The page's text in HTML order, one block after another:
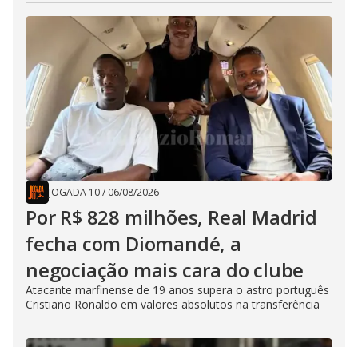
JOGADA 10/ 06/08/2026
Por R$ 828 milhões, Real Madrid
fecha com Diomandé, a
negociação mais cara do clube
Atacante marfinense de 19 anos supera o astro português
Cristiano Ronaldo em valores absolutos na transferência